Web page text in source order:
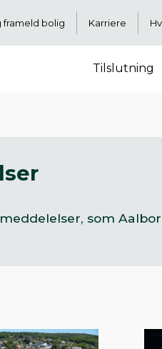
frameld bolig Karriere
Tilslutning
som